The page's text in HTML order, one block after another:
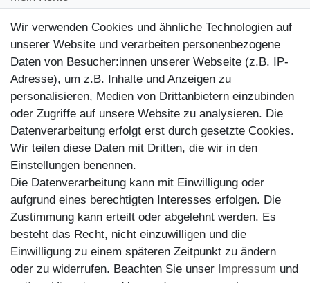
Kontakt
Kundenretouren
Reparaturservice
Zahlungsarten
Wir verwenden Cookies und ähnliche Technologien auf
unserer Website und verarbeiten personenbezogene
Daten von Besucher:innen unserer Webseite (z.B. IP-
Adresse), um z.B. Inhalte und Anzeigen zu
personalisieren, Medien von Drittanbietern einzubinden
oder Zugriffe auf unsere Website zu analysieren. Die
Datenverarbeitung erfolgt erst durch gesetzte Cookies.
Wir teilen diese Daten mit Dritten, die wir in den
Einstellungen benennen.
Die Datenverarbeitung kann mit Einwilligung oder
aufgrund eines berechtigten Interesses erfolgen. Die
Zustimmung kann erteilt oder abgelehnt werden. Es
besteht das Recht, nicht einzuwilligen und die
Einwilligung zu einem späteren Zeitpunkt zu ändern
oder zu widerrufen. Beachten Sie unser Impressum und